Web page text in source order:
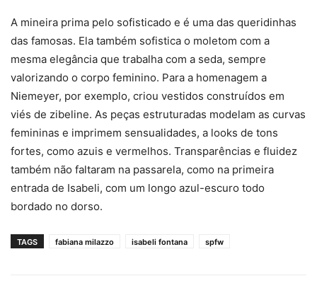
A mineira prima pelo sofisticado e é uma das queridinhas
das famosas. Ela também sofistica o moletom com a
mesma elegância que trabalha com a seda, sempre
valorizando o corpo feminino. Para a homenagem a
Niemeyer, por exemplo, criou vestidos construídos em
viés de zibeline. As peças estruturadas modelam as curvas
femininas e imprimem sensualidades, a looks de tons
fortes, como azuis e vermelhos. Transparências e fluidez
também não faltaram na passarela, como na primeira
entrada de Isabeli, com um longo azul-escuro todo
bordado no dorso.
TAGS fabiana milazzo isabeli fontana spfw